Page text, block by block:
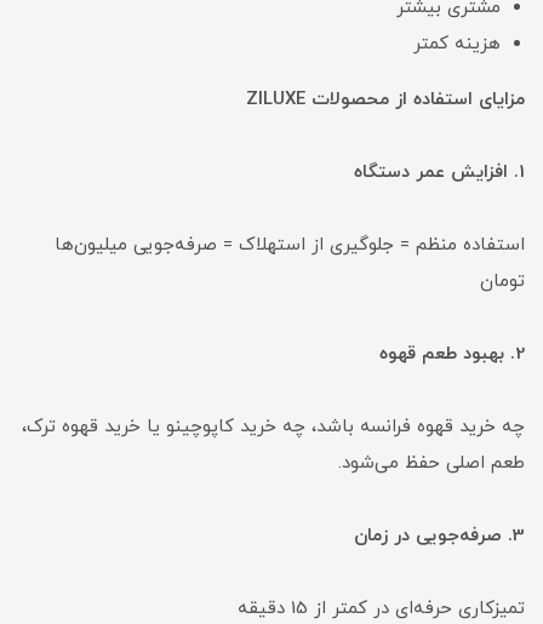
مشتری بیشتر
هزینه کمتر
مزایای استفاده از محصولات ZILUXE
1. افزایش عمر دستگاه
استفاده منظم = جلوگیری از استهلاک = صرفه‌جویی میلیون‌ها
تومان
2. بهبود طعم قهوه
چه خرید قهوه فرانسه باشد، چه خرید کاپوچینو یا خرید قهوه ترک،
طعم اصلی حفظ می‌شود.
3. صرفه‌جویی در زمان
تمیزکاری حرفه‌ای در کمتر از 15 دقیقه